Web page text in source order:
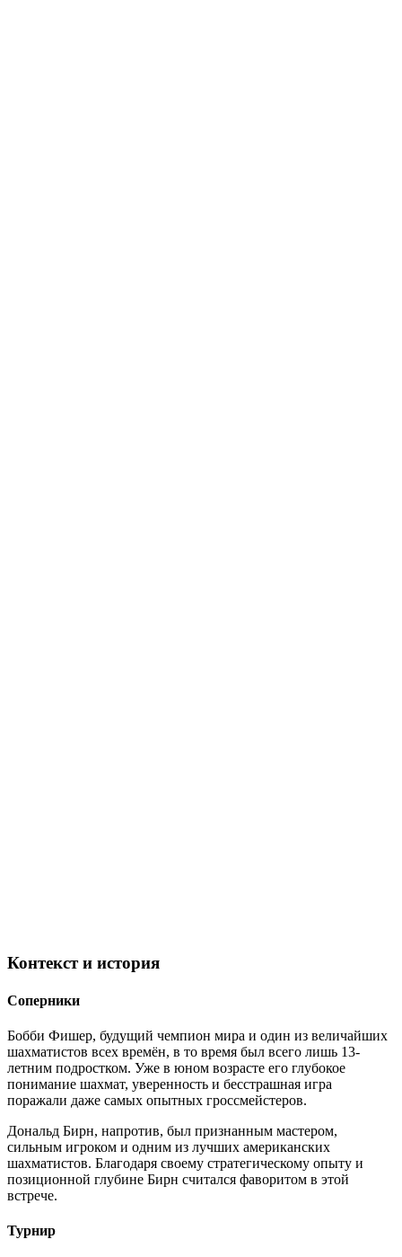
Контекст и история
Соперники
Бобби Фишер, будущий чемпион мира и один из величайших
шахматистов всех времён, в то время был всего лишь 13-
летним подростком. Уже в юном возрасте его глубокое
понимание шахмат, уверенность и бесстрашная игра
поражали даже самых опытных гроссмейстеров.
Дональд Бирн, напротив, был признанным мастером,
сильным игроком и одним из лучших американских
шахматистов. Благодаря своему стратегическому опыту и
позиционной глубине Бирн считался фаворитом в этой
встрече.
Турнир